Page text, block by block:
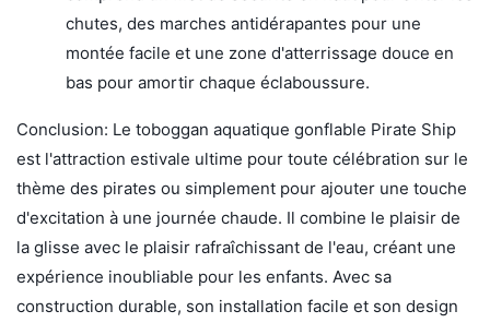
chutes, des marches antidérapantes pour une
montée facile et une zone d'atterrissage douce en
bas pour amortir chaque éclaboussure.
Conclusion: Le toboggan aquatique gonflable Pirate Ship
est l'attraction estivale ultime pour toute célébration sur le
thème des pirates ou simplement pour ajouter une touche
d'excitation à une journée chaude. Il combine le plaisir de
la glisse avec le plaisir rafraîchissant de l'eau, créant une
expérience inoubliable pour les enfants. Avec sa
construction durable, son installation facile et son design